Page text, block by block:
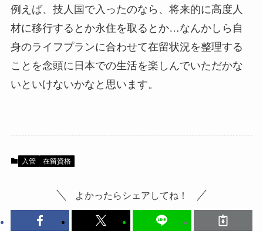
例えば、技人国で入ったのなら、将来的に高度人
材に移行するとか永住を取るとか…なんかしら自
身のライフプランに合わせて在留状況を整理する
ことを念頭に日本での生活を楽しんでいただかな
いといけないかなと思います。
入管 在留資格
よかったらシェアしてね！